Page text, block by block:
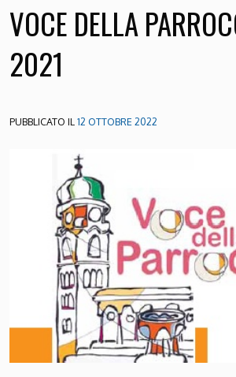
VOCE DELLA
2021
PUBBLICATO IL12 OTTOBRE 2022